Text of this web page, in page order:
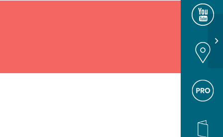
NOUS
PROS